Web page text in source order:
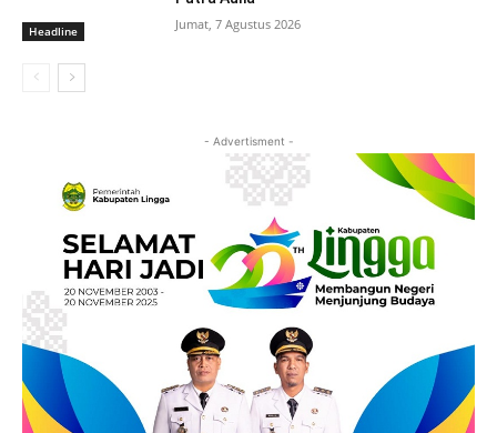
Headline Jumat, 7 Agustus 2026
- Advertisment -